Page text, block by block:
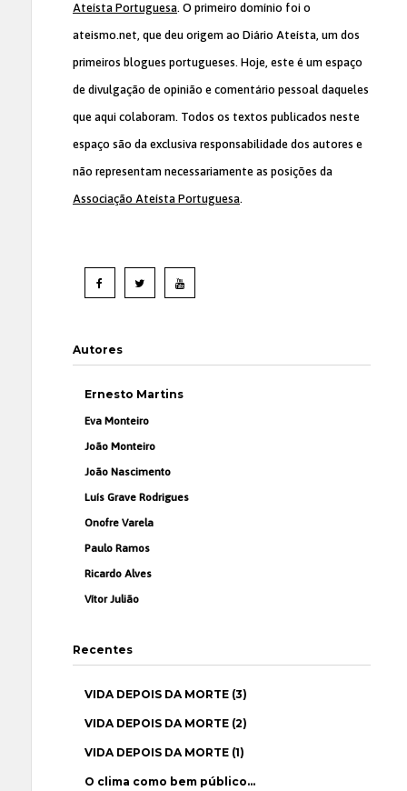
Ateísta Portuguesa. O primeiro domínio foi o
ateismo.net, que deu origem ao Diário Ateísta, um dos
primeiros blogues portugueses. Hoje, este é um espaço
de divulgação de opinião e comentário pessoal daqueles
que aqui colaboram. Todos os textos publicados neste
espaço são da exclusiva responsabilidade dos autores e
não representam necessariamente as posições da
Associação Ateísta Portuguesa.
Autores
Ernesto Martins
Eva Monteiro
João Monteiro
João Nascimento
Luís Grave Rodrigues
Onofre Varela
Paulo Ramos
Ricardo Alves
Vítor Julião
Recentes
VIDA DEPOIS DA MORTE (3)
VIDA DEPOIS DA MORTE (2)
VIDA DEPOIS DA MORTE (1)
O clima como bem público…